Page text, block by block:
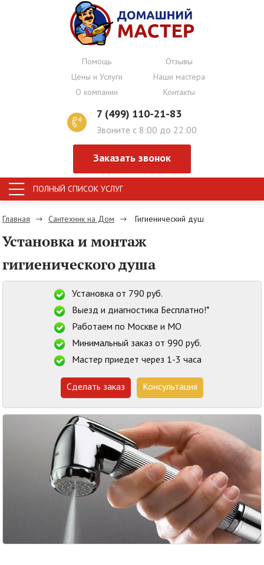
Помощь
Отзывы
Цены и Услуги
Наши мастера
О компании
Контакты
7 (499) 110-21-83
Звоните с 8:00 до 22:00
Заказать звонок
ПОЛНЫЙ СПИСОК УСЛУГ
Главная Сантехник на Дом Гигиенический душ
Установка и монтаж
гигиенического душа
Установка от 790 руб.
Выезд и диагностика Бесплатно!*
Работаем по Москве и МО
Минимальный заказ от 990 руб.
Мастер приедет через 1-3 часа
Сделать заказ Консультация